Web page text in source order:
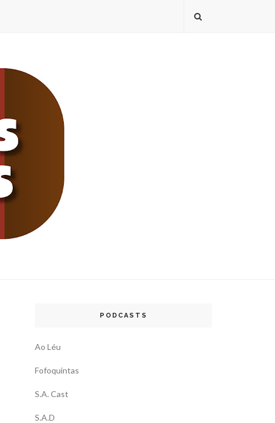
PODCASTS
Ao Léu
Fofoquintas
S.A. Cast
S.A.D